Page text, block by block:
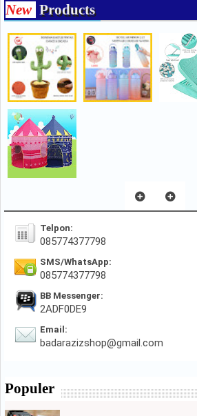
New Products
Telpon:
085774377798
SMS/WhatsApp:
085774377798
BB Messenger:
2ADF0DE9
Email:
badarazizshop@gmail.com
Populer